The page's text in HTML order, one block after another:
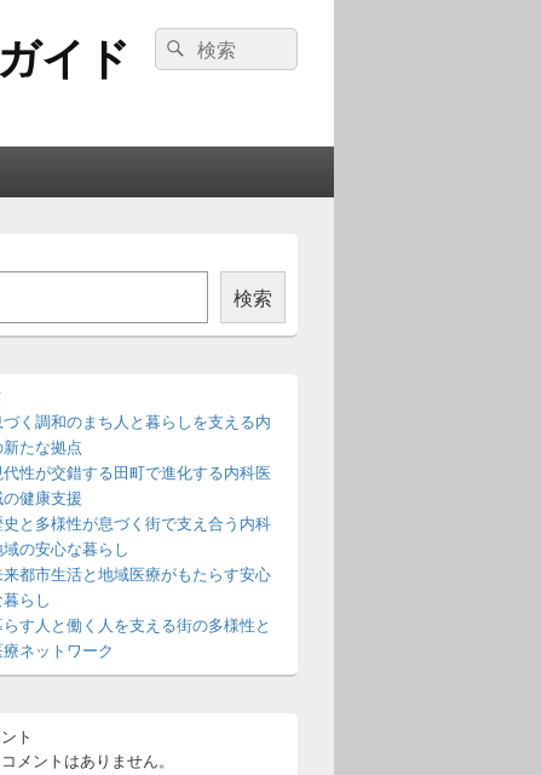
イド
検
索:
検
索
検索
く調和のまち人と暮らしを支える内
たな拠点
性が交錯する田町で進化する内科医
健康支援
と多様性が息づく街で支え合う内科
の安心な暮らし
都市生活と地域医療がもたらす安心
らし
す人と働く人を支える街の多様性と
ネットワーク
ト
メントはありません。